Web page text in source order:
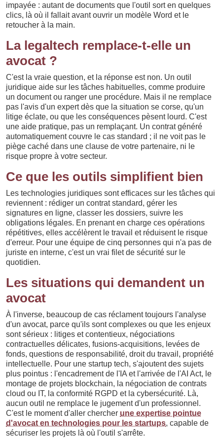
impayée : autant de documents que l'outil sort en quelques
clics, là où il fallait avant ouvrir un modèle Word et le
retoucher à la main.
La legaltech remplace-t-elle un
avocat ?
C'est la vraie question, et la réponse est non. Un outil
juridique aide sur les tâches habituelles, comme produire
un document ou ranger une procédure. Mais il ne remplace
pas l'avis d'un expert dès que la situation se corse, qu'un
litige éclate, ou que les conséquences pèsent lourd. C'est
une aide pratique, pas un remplaçant. Un contrat généré
automatiquement couvre le cas standard ; il ne voit pas le
piège caché dans une clause de votre partenaire, ni le
risque propre à votre secteur.
Ce que les outils simplifient bien
Les technologies juridiques sont efficaces sur les tâches qui
reviennent : rédiger un contrat standard, gérer les
signatures en ligne, classer les dossiers, suivre les
obligations légales. En prenant en charge ces opérations
répétitives, elles accélèrent le travail et réduisent le risque
d'erreur. Pour une équipe de cinq personnes qui n'a pas de
juriste en interne, c'est un vrai filet de sécurité sur le
quotidien.
Les situations qui demandent un
avocat
À l'inverse, beaucoup de cas réclament toujours l'analyse
d'un avocat, parce qu'ils sont complexes ou que les enjeux
sont sérieux : litiges et contentieux, négociations
contractuelles délicates, fusions-acquisitions, levées de
fonds, questions de responsabilité, droit du travail, propriété
intellectuelle. Pour une startup tech, s'ajoutent des sujets
plus pointus : l'encadrement de l'IA et l'arrivée de l'AI Act, le
montage de projets blockchain, la négociation de contrats
cloud ou IT, la conformité RGPD et la cybersécurité. Là,
aucun outil ne remplace le jugement d'un professionnel.
C'est le moment d'aller chercher une expertise pointue
d'avocat en technologies pour les startups, capable de
sécuriser les projets là où l'outil s'arrête.